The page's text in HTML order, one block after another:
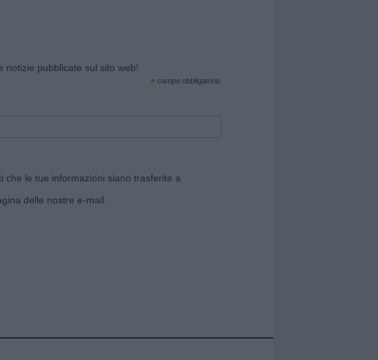
notizie pubblicate sul sito web!
* campo obbligatorio
che le tue informazioni siano trasferite a
delle nostre e-mail.